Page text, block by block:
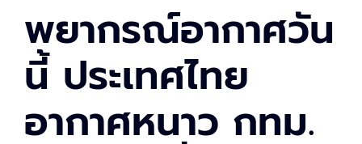
พยากรณ์อากาศวัน
นี้ ประเทศไทย
อากาศหนาว กทม.